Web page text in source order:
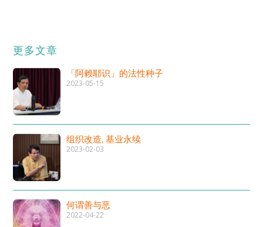
更多文章
「阿赖耶识」的法性种子
2023-05-15
组织改造, 基业永续
2023-02-03
何谓善与恶
2022-04-22